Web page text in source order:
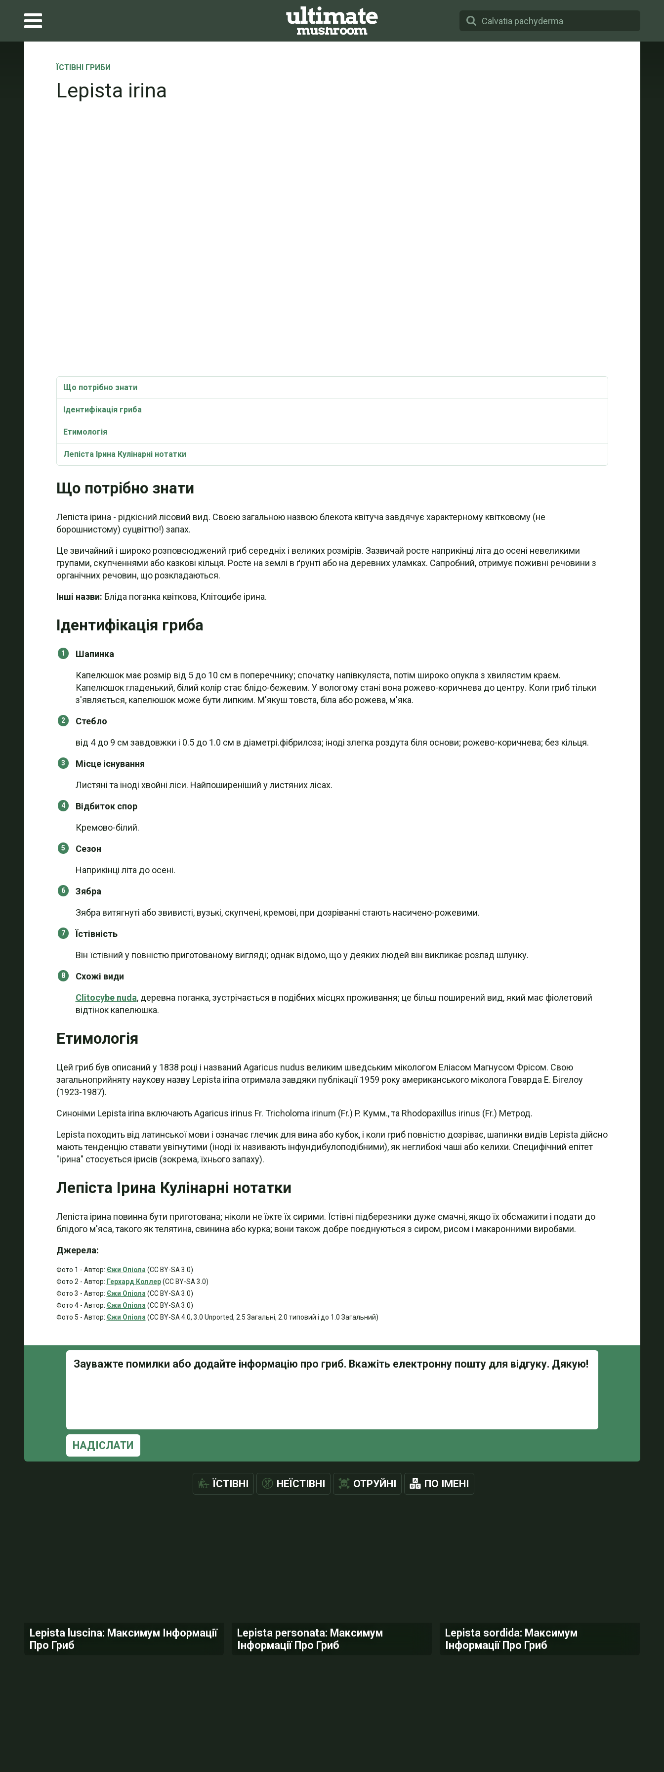
ЇСТІВНІ ГРИБИ
Lepista irina
Що потрібно знати
Ідентифікація гриба
Етимологія
Лепіста Ірина Кулінарні нотатки
Що потрібно знати
Лепіста ірина - рідкісний лісовий вид. Своєю загальною назвою блекота квітуча завдячує характерному квітковому (не
борошнистому) суцвіттю!) запах.
Це звичайний і широко розповсюджений гриб середніх і великих розмірів. Зазвичай росте наприкінці літа до осені невеликими
групами, скупченнями або казкові кільця. Росте на землі в ґрунті або на деревних уламках. Сапробний, отримує поживні речовини з
органічних речовин, що розкладаються.
Інші назви: Бліда поганка квіткова, Клітоцибе ірина.
Ідентифікація гриба
Шапинка
Капелюшок має розмір від 5 до 10 см в поперечнику; спочатку напівкуляста, потім широко опукла з хвилястим краєм.
Капелюшок гладенький, білий колір стає блідо-бежевим. У вологому стані вона рожево-коричнева до центру. Коли гриб тільки
з'являється, капелюшок може бути липким. М'якуш товста, біла або рожева, м'яка.
Стебло
від 4 до 9 см завдовжки і 0.5 до 1.0 см в діаметрі.фібрилоза; іноді злегка роздута біля основи; рожево-коричнева; без кільця.
Місце існування
Листяні та іноді хвойні ліси. Найпоширеніший у листяних лісах.
Відбиток спор
Кремово-білий.
Сезон
Наприкінці літа до осені.
Зябра
Зябра витягнуті або звивисті, вузькі, скупчені, кремові, при дозріванні стають насичено-рожевими.
Їстівність
Він їстівний у повністю приготованому вигляді; однак відомо, що у деяких людей він викликає розлад шлунку.
Схожі види
Clitocybe nuda, деревна поганка, зустрічається в подібних місцях проживання; це більш поширений вид, який має фіолетовий
відтінок капелюшка.
Етимологія
Цей гриб був описаний у 1838 році і названий Agaricus nudus великим шведським мікологом Еліасом Магнусом Фрісом. Свою
загальноприйняту наукову назву Lepista irina отримала завдяки публікації 1959 року американського міколога Говарда Е. Бігелоу
(1923-1987).
Синоніми Lepista irina включають Agaricus irinus Fr. Tricholoma irinum (Fr.) P. Кумм., та Rhodopaxillus irinus (Fr.) Метрод.
Lepista походить від латинської мови і означає глечик для вина або кубок, і коли гриб повністю дозріває, шапинки видів Lepista дійсно
мають тенденцію ставати увігнутими (іноді їх називають інфундибулоподібними), як неглибокі чаші або келихи. Специфічний епітет
"ірина" стосується ірисів (зокрема, їхнього запаху).
Лепіста Ірина Кулінарні нотатки
Лепіста ірина повинна бути приготована; ніколи не їжте їх сирими. Їстівні підберезники дуже смачні, якщо їх обсмажити і подати до
блідого м'яса, такого як телятина, свинина або курка; вони також добре поєднуються з сиром, рисом і макаронними виробами.
Джерела:
Фото 1 - Автор: Єжи Опіола (CC BY-SA 3.0)
Фото 2 - Автор: Герхард Коллер(CC BY-SA 3.0)
Фото 3 - Автор: Єжи Опіола (CC BY-SA 3.0)
Фото 4 - Автор: Єжи Опіола (CC BY-SA 3.0)
Фото 5 - Автор: Єжи Опіола (CC BY-SA 4.0, 3.0 Unported, 2.5 Загальні, 2.0 типовий і до 1.0 Загальний)
НАДІСЛАТИ
ЇСТІВНІ НЕЇСТІВНІ ОТРУЙНІ ПО ІМЕНІ
Lepista luscina: Максимум Інформації
Про Гриб
Lepista personata: Максимум
Інформації Про Гриб
Lepista sordida: Максимум
Інформації Про Гриб